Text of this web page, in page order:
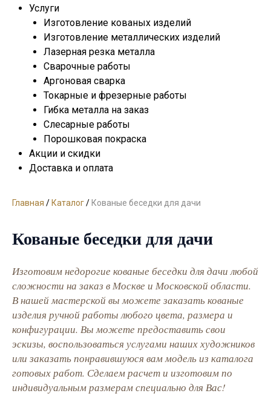
Услуги
Изготовление кованых изделий
Изготовление металлических изделий
Лазерная резка металла
Сварочные работы
Аргоновая сварка
Токарные и фрезерные работы
Гибка металла на заказ
Слесарные работы
Порошковая покраска
Акции и скидки
Доставка и оплата
Главная /Каталог/Кованые беседки для дачи
Кованые беседки для дачи
Изготовим недорогие кованые беседки для дачи любой
сложности на заказ в Москве и Московской области.
В нашей мастерской вы можете заказать кованые
изделия ручной работы любого цвета, размера и
конфигурации. Вы можете предоставить свои
эскизы, воспользоваться услугами наших художников
или заказать понравившуюся вам модель из каталога
готовых работ. Сделаем расчет и изготовим по
индивидуальным размерам специально для Вас!